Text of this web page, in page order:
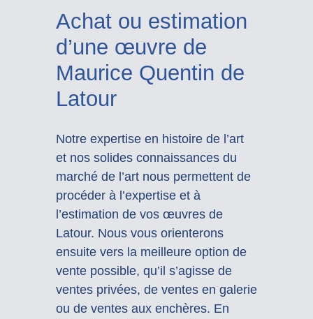
Achat ou estimation
d’une œuvre de
Maurice Quentin de
Latour
Notre expertise en histoire de l’art
et nos solides connaissances du
marché de l’art nous permettent de
procéder à l’expertise et à
l’estimation de vos œuvres de
Latour. Nous vous orienterons
ensuite vers la meilleure option de
vente possible, qu’il s’agisse de
ventes privées, de ventes en galerie
ou de ventes aux enchères. En